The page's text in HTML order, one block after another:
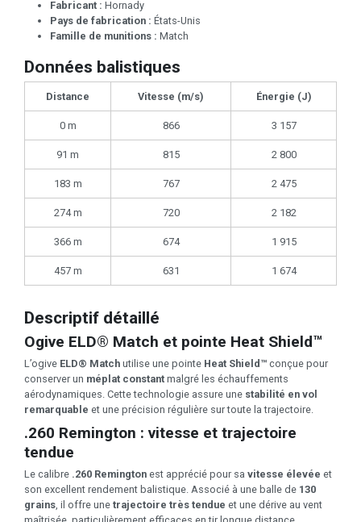
Fabricant : Hornady
Pays de fabrication : États-Unis
Famille de munitions : Match
Données balistiques
Distance Vitesse (m/s) Énergie (J)
0 m 866 3 157
91 m 815 2 800
183 m 767 2 475
274 m 720 2 182
366 m 674 1 915
457 m 631 1 674
Descriptif détaillé
Ogive ELD® Match et pointe Heat Shield™
L’ogive ELD® Match utilise une pointe Heat Shield™ conçue pour
conserver un méplat constant malgré les échauffements
aérodynamiques. Cette technologie assure une stabilité en vol
remarquable et une précision régulière sur toute la trajectoire.
.260 Remington : vitesse et trajectoire
tendue
Le calibre .260 Remington est apprécié pour sa vitesse élevée et
son excellent rendement balistique. Associé à une balle de 130
grains , il offre une trajectoire très tendue et une dérive au vent